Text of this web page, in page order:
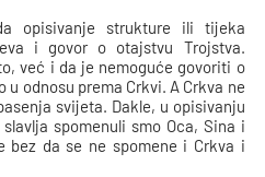
opisivanje strukture ili tijeka
i govor o otajstvu Trojstva.
već i da je nemoguće govoriti o
odnosu prema Crkvi. A Crkva ne
svijeta. Dakle, u opisivanju
spomenuli smo Oca, Sina i
bez da se ne spomene i Crkva i